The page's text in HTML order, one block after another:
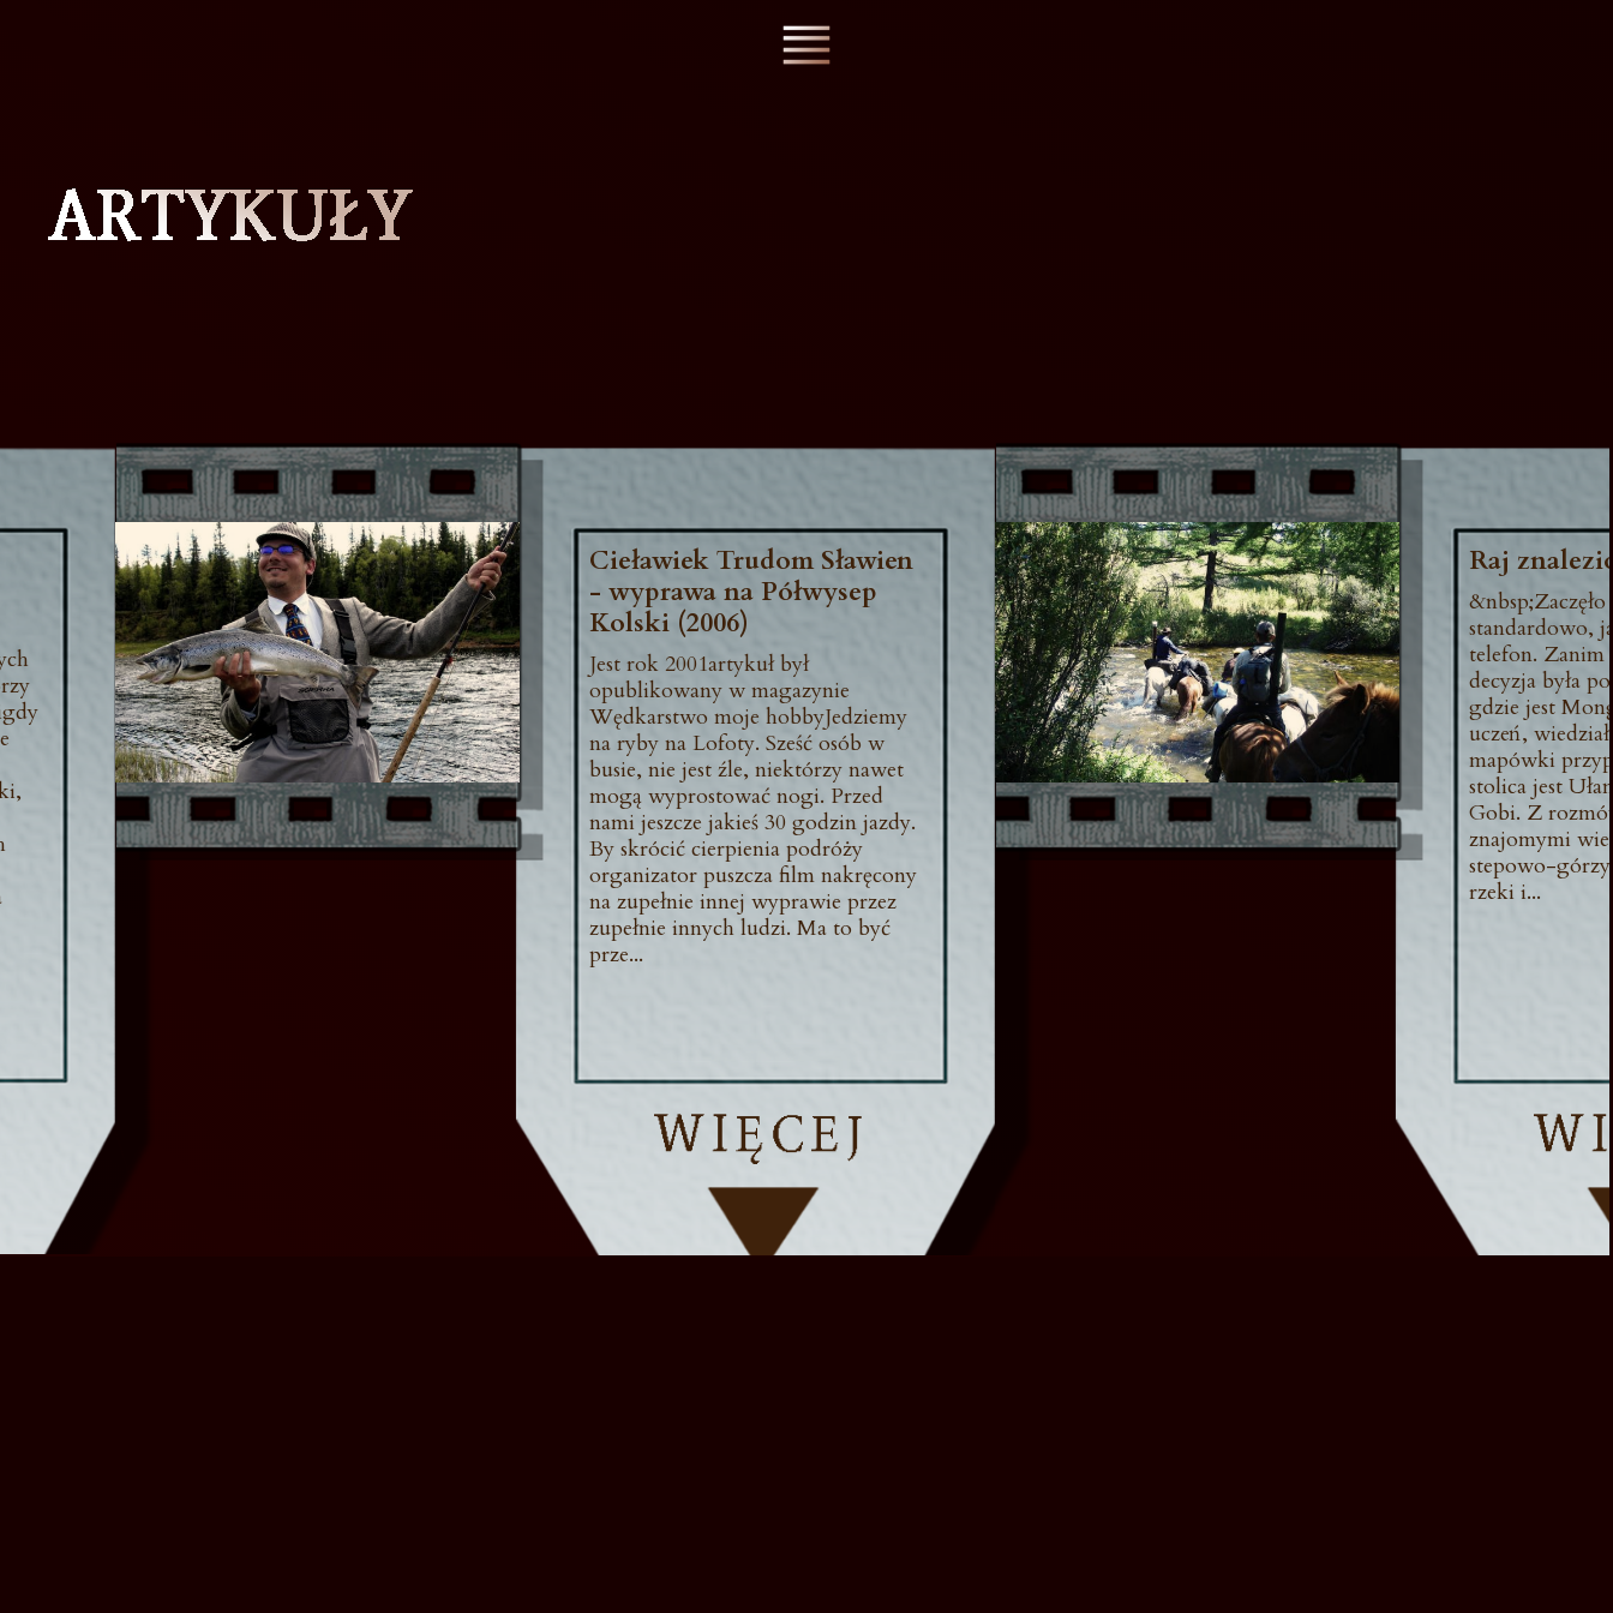
Cieławiek Trudom Sławien
- wyprawa na Półwysep
Kolski (2006)
Jest rok 2001artykuł był
opublikowany w magazynie
Wędkarstwo moje hobbyJedziemy
na ryby na Lofoty. Sześć osób w
busie, nie jest źle, niektórzy nawet
mogą wyprostować nogi. Przed
nami jeszcze jakieś 30 godzin jazdy.
By skrócić cierpienia podróży
organizator puszcza film nakręcony
na zupełnie innej wyprawie przez
zupełnie innych ludzi. Ma to być
prze...
Raj
&nbsp;Zaczęło
standardowo,
telefon. Zanim
decyzja była
gdzie jest
uczeń,
mapówki
stolica jest
Gobi. Z
znajomymi
stepowo-
rzeki i...